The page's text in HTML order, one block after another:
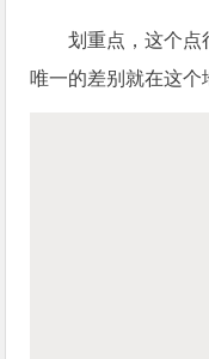
划重点，这个点
唯一的差别就在这个